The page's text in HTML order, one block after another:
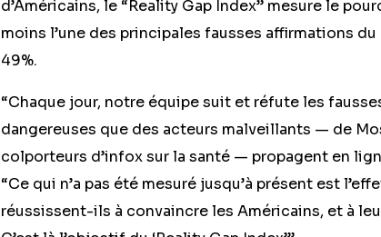
d’Américains, le “Reality Gap Index” mesure le
moins l’une des principales fausses affirmations
49%.
“Chaque jour, notre équipe suit et réfute les
dangereuses que des acteurs malveillants — de
colporteurs d’infox sur la santé — propagent en
“Ce qui n’a pas été mesuré jusqu’à présent est
réussissent-ils à convaincre les Américains, et à